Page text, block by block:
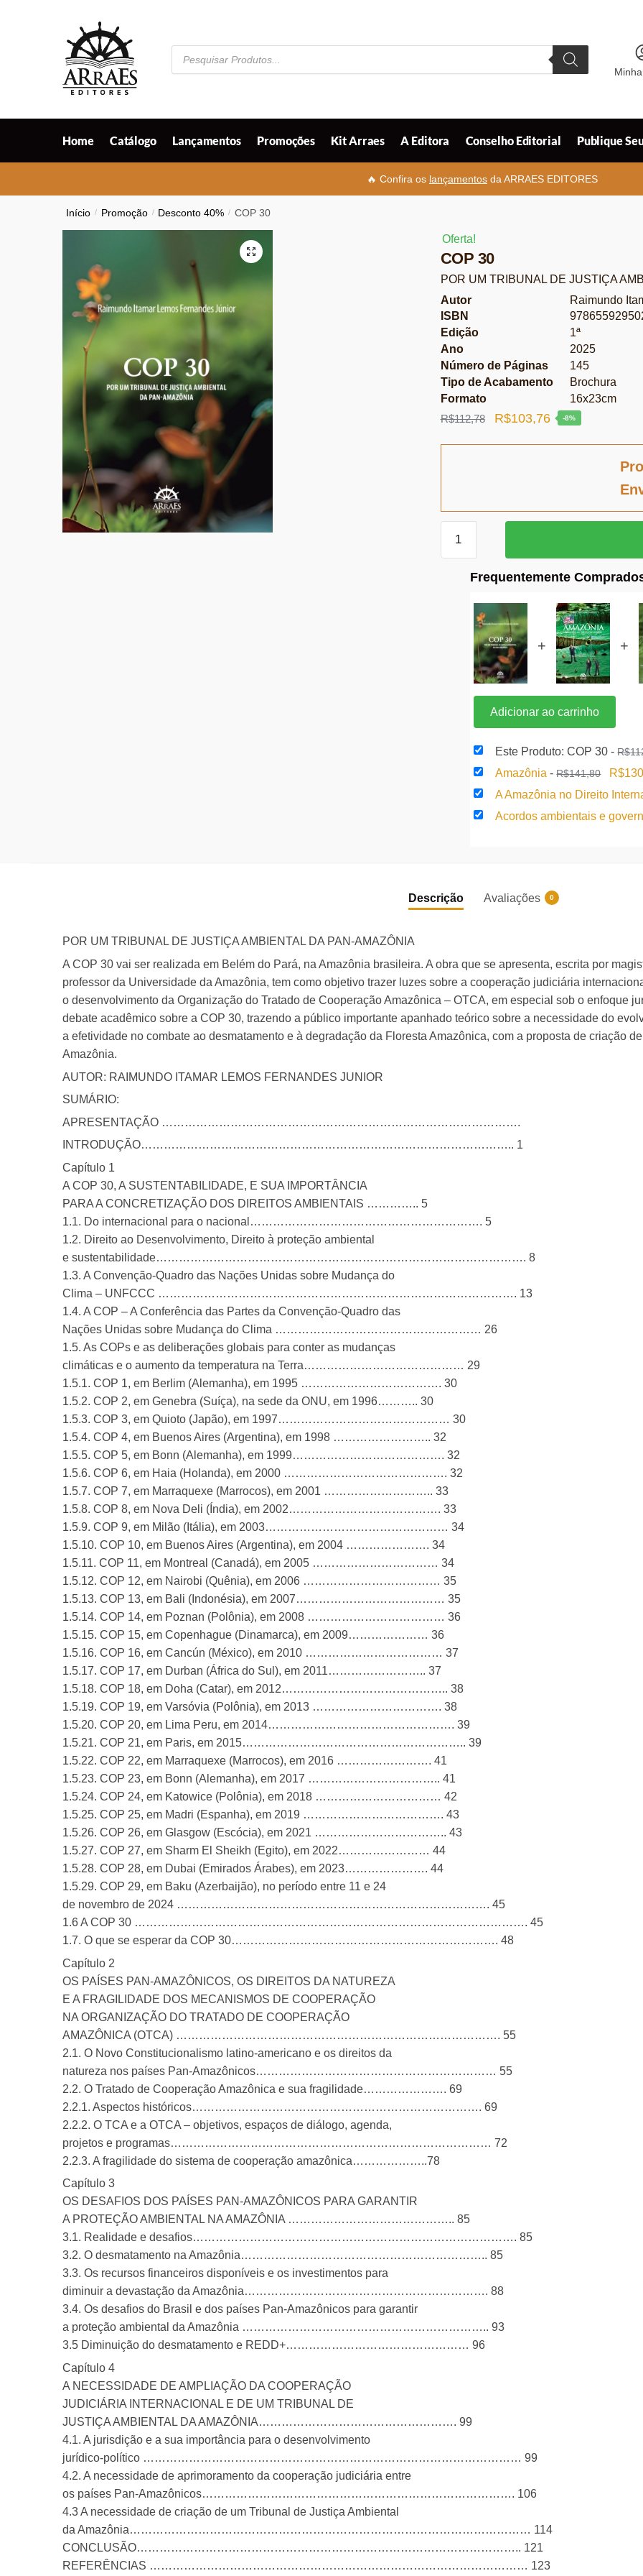
Pesquisar
produtos
Home Catálogo Lançamentos Promoções Kit Arraes A Editora Conselho Editorial Publique
🔥 Confira os lançamentos da ARRAES EDITORES
Início / Promoção / Desconto 40% / COP 30
🔍
Oferta!
COP 30
POR UM TRIBUNAL DE JUSTIÇA
Autor
Raimundo
ISBN
Edição
1ª
Ano
2025
Número de Páginas
145
Tipo de Acabamento
Brochura
Formato
16x23cm
R$112,78
O
R$103,76O
-8%
Frequentemente
+ +
Adicionar ao carrinho
Este Produto: COP 30-R$
Amazônia-R$141,80
O
preço
era:
R$
A Amazônia no Direito
Acordos ambientais e
Descrição
Avaliações 0
POR UM TRIBUNAL DE JUSTIÇA AMBIENTAL DA PAN-AMAZÔNIA
A COP 30 vai ser realizada em Belém do Pará, na Amazônia brasileira. A obra que se apresenta, escrita por
professor da Universidade da Amazônia, tem como objetivo trazer luzes sobre a cooperação judiciária
o desenvolvimento da Organização do Tratado de Cooperação Amazônica – OTCA, em especial sob o enfoque
debate acadêmico sobre a COP 30, trazendo a público importante apanhado teórico sobre a necessidade do
a efetividade no combate ao desmatamento e à degradação da Floresta Amazônica, com a proposta de criação
Amazônia.
AUTOR: RAIMUNDO ITAMAR LEMOS FERNANDES JUNIOR
SUMÁRIO:
APRESENTAÇÃO ………………………………………………………………………………….
INTRODUÇÃO…………………………………………………………………………………….. 1
Capítulo 1
A COP 30, A SUSTENTABILIDADE, E SUA IMPORTÂNCIA
PARA A CONCRETIZAÇÃO DOS DIREITOS AMBIENTAIS ………….. 5
1.1. Do internacional para o nacional……………………………………………………. 5
1.2. Direito ao Desenvolvimento, Direito à proteção ambiental
e sustentabilidade……………………………………………………………………………………. 8
1.3. A Convenção-Quadro das Nações Unidas sobre Mudança do
Clima – UNFCCC …………………………………………………………………………………. 13
1.4. A COP – A Conferência das Partes da Convenção-Quadro das
Nações Unidas sobre Mudança do Clima ……………………………………………… 26
1.5. As COPs e as deliberações globais para conter as mudanças
climáticas e o aumento da temperatura na Terra…………………………………… 29
1.5.1. COP 1, em Berlim (Alemanha), em 1995 ………………………………. 30
1.5.2. COP 2, em Genebra (Suíça), na sede da ONU, em 1996……….. 30
1.5.3. COP 3, em Quioto (Japão), em 1997……………………………………… 30
1.5.4. COP 4, em Buenos Aires (Argentina), em 1998 …………………….. 32
1.5.5. COP 5, em Bonn (Alemanha), em 1999…………………………………. 32
1.5.6. COP 6, em Haia (Holanda), em 2000 ……………………………………. 32
1.5.7. COP 7, em Marraquexe (Marrocos), em 2001 ……………………….. 33
1.5.8. COP 8, em Nova Deli (Índia), em 2002…………………………………. 33
1.5.9. COP 9, em Milão (Itália), em 2003………………………………………… 34
1.5.10. COP 10, em Buenos Aires (Argentina), em 2004 …………………. 34
1.5.11. COP 11, em Montreal (Canadá), em 2005 …………………………… 34
1.5.12. COP 12, em Nairobi (Quênia), em 2006 ……………………………… 35
1.5.13. COP 13, em Bali (Indonésia), em 2007………………………………… 35
1.5.14. COP 14, em Poznan (Polônia), em 2008 ……………………………… 36
1.5.15. COP 15, em Copenhague (Dinamarca), em 2009………………… 36
1.5.16. COP 16, em Cancún (México), em 2010 ……………………………… 37
1.5.17. COP 17, em Durban (África do Sul), em 2011…………………….. 37
1.5.18. COP 18, em Doha (Catar), em 2012…………………………………….. 38
1.5.19. COP 19, em Varsóvia (Polônia), em 2013 ……………………………. 38
1.5.20. COP 20, em Lima Peru, em 2014…………………………………………. 39
1.5.21. COP 21, em Paris, em 2015………………………………………………….. 39
1.5.22. COP 22, em Marraquexe (Marrocos), em 2016 ……………………. 41
1.5.23. COP 23, em Bonn (Alemanha), em 2017 …………………………….. 41
1.5.24. COP 24, em Katowice (Polônia), em 2018 …………………………… 42
1.5.25. COP 25, em Madri (Espanha), em 2019 ………………………………. 43
1.5.26. COP 26, em Glasgow (Escócia), em 2021 …………………………….. 43
1.5.27. COP 27, em Sharm El Sheikh (Egito), em 2022…………………… 44
1.5.28. COP 28, em Dubai (Emirados Árabes), em 2023…………………. 44
1.5.29. COP 29, em Baku (Azerbaijão), no período entre 11 e 24
de novembro de 2024 ………………………………………………………………………. 45
1.6 A COP 30 …………………………………………………………………………………………. 45
1.7. O que se esperar da COP 30……………………………………………………………. 48
Capítulo 2
OS PAÍSES PAN-AMAZÔNICOS, OS DIREITOS DA NATUREZA
E A FRAGILIDADE DOS MECANISMOS DE COOPERAÇÃO
NA ORGANIZAÇÃO DO TRATADO DE COOPERAÇÃO
AMAZÔNICA (OTCA) …………………………………………………………………………. 55
2.1. O Novo Constitucionalismo latino-americano e os direitos da
natureza nos países Pan-Amazônicos……………………………………………………… 55
2.2. O Tratado de Cooperação Amazônica e sua fragilidade…………………. 69
2.2.1. Aspectos históricos…………………………………………………………………. 69
2.2.2. O TCA e a OTCA – objetivos, espaços de diálogo, agenda,
projetos e programas………………………………………………………………………… 72
2.2.3. A fragilidade do sistema de cooperação amazônica………………..78
Capítulo 3
OS DESAFIOS DOS PAÍSES PAN-AMAZÔNICOS PARA GARANTIR
A PROTEÇÃO AMBIENTAL NA AMAZÔNIA …………………………………….. 85
3.1. Realidade e desafios…………………………………………………………………………. 85
3.2. O desmatamento na Amazônia……………………………………………………….. 85
3.3. Os recursos financeiros disponíveis e os investimentos para
diminuir a devastação da Amazônia………………………………………………………. 88
3.4. Os desafios do Brasil e dos países Pan-Amazônicos para garantir
a proteção ambiental da Amazônia ……………………………………………………….. 93
3.5 Diminuição do desmatamento e REDD+………………………………………… 96
Capítulo 4
A NECESSIDADE DE AMPLIAÇÃO DA COOPERAÇÃO
JUDICIÁRIA INTERNACIONAL E DE UM TRIBUNAL DE
JUSTIÇA AMBIENTAL DA AMAZÔNIA……………………………………………. 99
4.1. A jurisdição e a sua importância para o desenvolvimento
jurídico-político ……………………………………………………………………………………… 99
4.2. A necessidade de aprimoramento da cooperação judiciária entre
os países Pan-Amazônicos………………………………………………………………………. 106
4.3 A necessidade de criação de um Tribunal de Justiça Ambiental
da Amazônia…………………………………………………………………………………………… 114
CONCLUSÃO……………………………………………………………………………………….. 121
REFERÊNCIAS ……………………………………………………………………………………… 123